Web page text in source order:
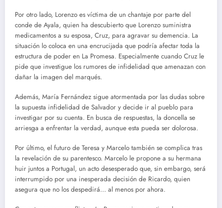
Por otro lado, Lorenzo es víctima de un chantaje por parte del
conde de Ayala, quien ha descubierto que Lorenzo suministra
medicamentos a su esposa, Cruz, para agravar su demencia. La
situación lo coloca en una encrucijada que podría afectar toda la
estructura de poder en La Promesa. Especialmente cuando Cruz le
pide que investigue los rumores de infidelidad que amenazan con
dañar la imagen del marqués.
Además, María Fernández sigue atormentada por las dudas sobre
la supuesta infidelidad de Salvador y decide ir al pueblo para
investigar por su cuenta. En busca de respuestas, la doncella se
arriesga a enfrentar la verdad, aunque esta pueda ser dolorosa.
Por último, el futuro de Teresa y Marcelo también se complica tras
la revelación de su parentesco. Marcelo le propone a su hermana
huir juntos a Portugal, un acto desesperado que, sin embargo, será
interrumpido por una inesperada decisión de Ricardo, quien
asegura que no los despedirá… al menos por ahora.